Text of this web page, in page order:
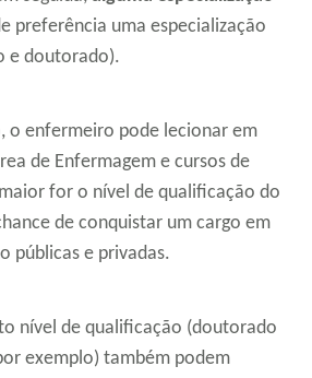
preferência uma especialização
e doutorado).
o enfermeiro pode lecionar em
de Enfermagem e cursos de
for o nível de qualificação do
de conquistar um cargo em
públicas e privadas.
nível de qualificação (doutorado
exemplo) também podem